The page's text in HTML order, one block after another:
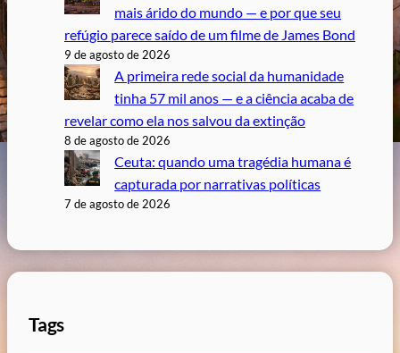
mais árido do mundo — e por que seu
refúgio parece saído de um filme de James Bond
9 de agosto de 2026
A primeira rede social da humanidade
tinha 57 mil anos — e a ciência acaba de
revelar como ela nos salvou da extinção
8 de agosto de 2026
Ceuta: quando uma tragédia humana é
capturada por narrativas políticas
7 de agosto de 2026
Tags